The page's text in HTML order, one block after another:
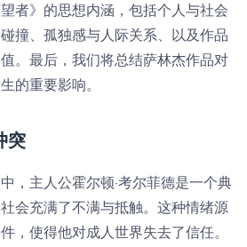
者》的思想内涵，包括个人与社会
撞、孤独感与人际关系、以及作品
。最后，我们将总结萨林杰作品对
的重要影响。
突
，主人公霍尔顿·考尔菲德是一个典
会充满了不满与抵触。这种情绪源
，使得他对成人世界失去了信任。